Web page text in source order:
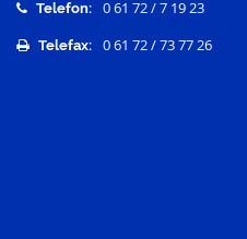
Telefon: 0 61 72 / 7 19 23
Telefax: 0 61 72 / 73 77 26